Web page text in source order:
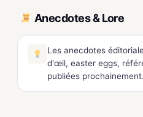
Anecdotes & Lore
Les anecdotes
d'œil, easter eggs,
publiées prochainement.